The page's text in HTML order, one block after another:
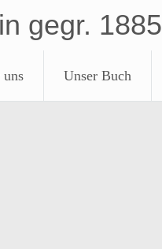
gegr. 1885
uns Unser Buch